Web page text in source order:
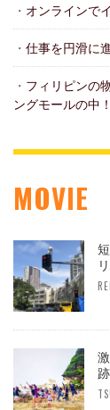
・ オンラインで
・ 仕事を円滑に
・ フィリピンの
ングモールの中
MOVIE